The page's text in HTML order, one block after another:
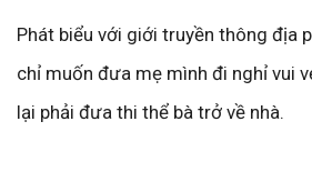
Phát biểu với giới truyền thông địa
chỉ muốn đưa mẹ mình đi nghỉ vui
lại phải đưa thi thể bà trở về nhà.